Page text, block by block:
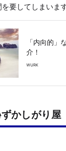
要してしまいます
「内向的」
介！
WURK
かしがり屋